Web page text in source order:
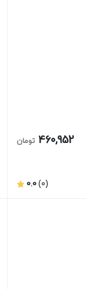
460,952 تومان
0.0(0)